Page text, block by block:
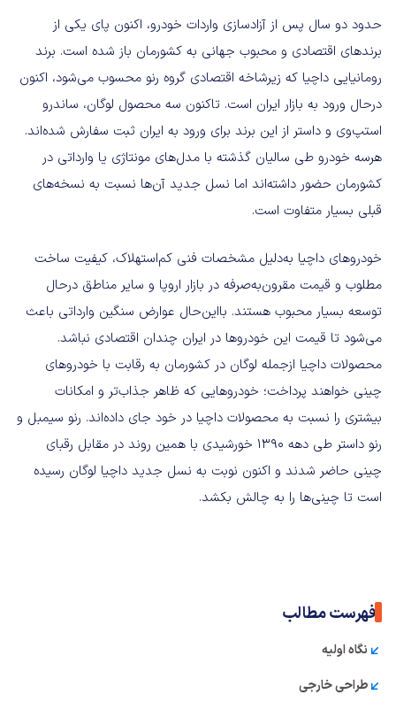
حدود دو سال پس از آزادسازی واردات خودرو، اکنون پای یکی از
برندهای اقتصادی و محبوب جهانی به کشورمان باز شده است. برند
رومانیایی داچیا که زیرشاخه اقتصادی گروه رنو محسوب می‌شود، اکنون
درحال ورود به بازار ایران است. تاکنون سه محصول لوگان، ساندرو
استپ‌وی و داستر از این برند برای ورود به ایران ثبت سفارش شده‌اند.
هرسه خودرو طی سالیان گذشته با مدل‌های مونتاژی یا وارداتی در
کشورمان حضور داشته‌اند اما نسل جدید آن‌ها نسبت به نسخه‌های
قبلی بسیار متفاوت است.
خودروهای داچیا به‌دلیل مشخصات فنی کم‌استهلاک، کیفیت ساخت
مطلوب و قیمت مقرون‌به‌صرفه در بازار اروپا و سایر مناطق درحال
توسعه بسیار محبوب هستند. بااین‌حال عوارض سنگین وارداتی باعث
می‌شود تا قیمت این خودروها در ایران چندان اقتصادی نباشد.
محصولات داچیا ازجمله لوگان در کشورمان به رقابت با خودروهای
چینی خواهند پرداخت؛ خودروهایی که ظاهر جذاب‌تر و امکانات
بیشتری را نسبت به محصولات داچیا در خود جای داده‌اند. رنو سیمبل و
رنو داستر طی دهه ۱۳۹۰ خورشیدی با همین روند در مقابل رقبای
چینی حاضر شدند و اکنون نوبت به نسل جدید داچیا لوگان رسیده
است تا چینی‌ها را به چالش بکشد.
فهرست مطالب
نگاه اولیه
طراحی خارجی